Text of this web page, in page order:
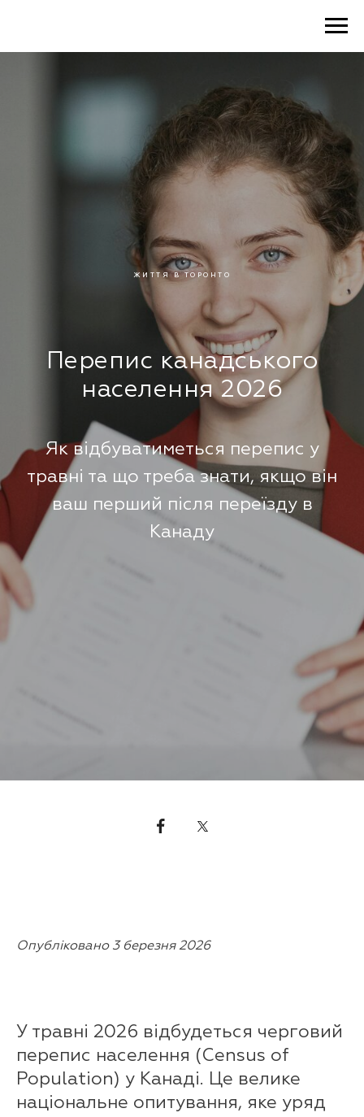
ЖИТТЯ В ТОРОНТО
Перепис канадського
населення 2026
Як відбуватиметься перепис у
травні та що треба знати, якщо він
ваш перший після переїзду в
Канаду
Опубліковано 3 березня 2026
У травні 2026 відбудеться черговий
перепис населення (Census of
Population) у Канаді. Це велике
національне опитування, яке уряд